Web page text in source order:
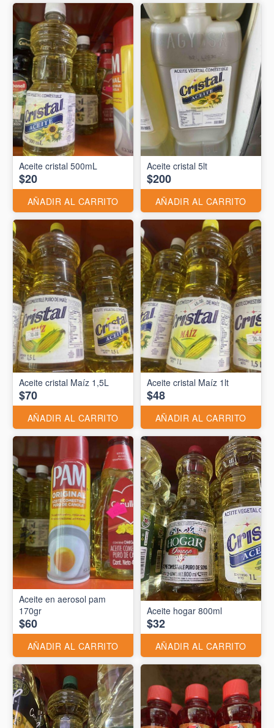
Aceite cristal 500mL
$20
AÑADIR AL CARRITO
Aceite cristal 5lt
$200
AÑADIR AL CARRITO
Aceite cristal Maíz 1,5L
$70
AÑADIR AL CARRITO
Aceite cristal Maíz 1lt
$48
AÑADIR AL CARRITO
Aceite en aerosol pam
170gr
$60
AÑADIR AL CARRITO
Aceite hogar 800ml
$32
AÑADIR AL CARRITO